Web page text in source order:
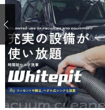
ショップレポート
自動車豆知識
鈑金・塗装
ディテイリング
ディテイリング
ヘッドライト磨き
フィルム・ラッピング
鈑金・塗装
小キズ直し
特集記事
ストップ 不具合修理＆粗悪修理
ショップ紹介
ショップレポート
レストア